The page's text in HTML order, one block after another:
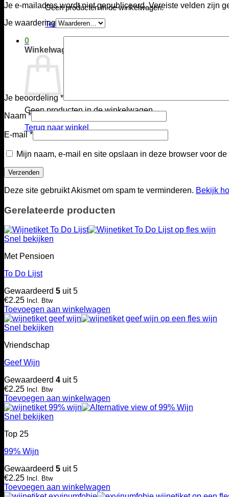
Geen producten in de winkelwagen.
Terug naar winkel
0
Winkelwagen
Geen producten in de winkelwagen.
Terug naar winkel
Je e-mailadres wordt niet gepubliceerd. Vereiste velden zijn
Je waardering
Je beoordeling*
Naam*
E-mail *
Mijn naam, e-mail en site opslaan in deze browser voor
Deze site gebruikt Akismet om spam te verminderen. Bekijk
Gerelateerde producten
Snel bekijken
Met Pensioen
To Do Lijst
Gewaardeerd 5 uit 5
€2.25 Incl. Btw
Toevoegen aan winkelwagen
Snel bekijken
Vriendschap
Geef Wijn
Gewaardeerd 4 uit 5
€2.25 Incl. Btw
Toevoegen aan winkelwagen
Snel bekijken
Top 25
99% Wijn
Gewaardeerd 5 uit 5
€2.25 Incl. Btw
Toevoegen aan winkelwagen